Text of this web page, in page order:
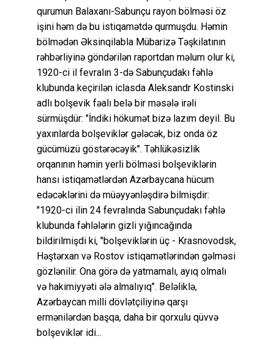
qurumun Balaxanı-Sabunçu rayon bölməsi öz
işini həm də bu istiqamətdə qurmuşdu. Həmin
bölmədən Əksinqilabla Mübarizə Təşkilatının
rəhbərliyinə göndərilən raportdan məlum olur ki,
1920-ci il fevralın 3-də Sabunçudakı fəhlə
klubunda keçirilən iclasda Aleksandr Kostinski
adlı bolşevik fəalı belə bir məsələ irəli
sürmüşdür: "İndiki hökumət bizə lazım deyil. Bu
yaxınlarda bolşeviklər gələcək, biz onda öz
gücümüzü göstərəcəyik". Təhlükəsizlik
orqanının həmin yerli bölməsi bolşeviklərin
hansı istiqamətlərdən Azərbaycana hücum
edəcəklərini də müəyyənləşdirə bilmişdir:
"1920-ci ilin 24 fevralında Sabunçudakı fəhlə
klubunda fəhlələrin gizli yığıncağında
bildirilmişdi ki, "bolşeviklərin üç - Krasnovodsk,
Həştərxan və Rostov istiqamətlərindən gəlməsi
gözlənilir. Ona görə də yatmamalı, ayıq olmalı
və hakimiyyəti ələ almalıyıq". Beləliklə,
Azərbaycan milli dövlətçiliyinə qarşı
ermənilərdən başqa, daha bir qorxulu qüvvə
bolşeviklər idi...